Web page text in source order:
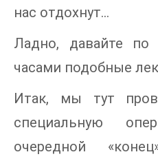
нас отдохнут...
Ладно, давайте
часами подобные
Итак, мы тут
специальную
очередной